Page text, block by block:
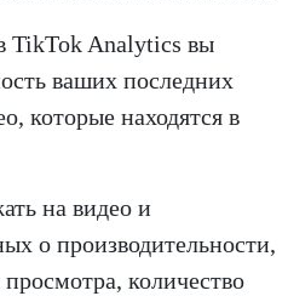
TikTok Analytics вы
ваших последних
которые находятся в
на видео и
о производительности,
количество